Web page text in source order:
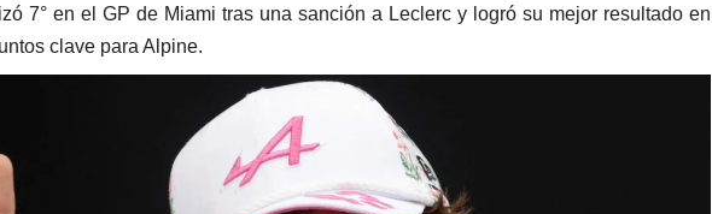
7° en el GP de Miami tras una sanción a Leclerc y logró su mejor resultado en
clave para Alpine.